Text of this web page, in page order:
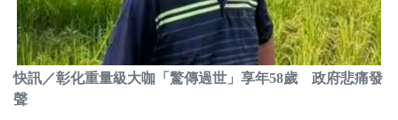
快訊／彰化重量級大咖「驚傳過世」享年58歲 政府悲痛發
聲